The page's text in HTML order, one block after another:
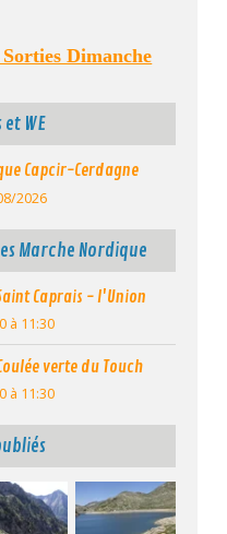
Dimanche
WE
Capcir-Cerdagne
2026
Marche Nordique
Caprais - l'Union
à 11:30
verte du Touch
à 11:30